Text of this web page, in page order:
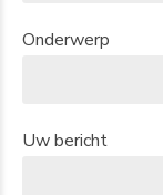
Onderwerp
Uw bericht